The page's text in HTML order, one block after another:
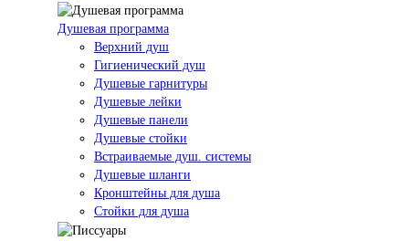
Душевая программа
Верхний душ
Гигиенический душ
Душевые гарнитуры
Душевые лейки
Душевые панели
Душевые стойки
Встраиваемые душ. системы
Душевые шланги
Кронштейны для душа
Стойки для душа